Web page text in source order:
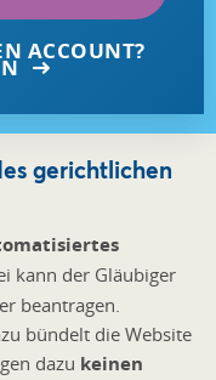
ACCOUNT?
gerichtlichen
kann der Gläubiger
beantragen.
bündelt die Website
dazu keinen